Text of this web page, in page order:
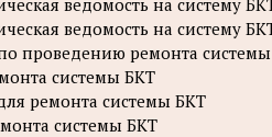
ведомость на систему
ведомость на систему
проведению ремонта
системы БКТ
ремонта системы БКТ
системы БКТ